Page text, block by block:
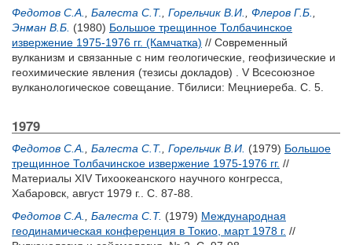
Федотов С.А. Балеста С.Т. Горельчик В.И. Флеров Г.Б.
Энман В.Б. (1980) Большое трещинное Толбачинское
извержение 1975-1976 гг. (Камчатка) // Современный
вулканизм и связанные с ним геологические, геофизические и
геохимические явления (тезисы докладов) . V Всесоюзное
вулканологическое совещание. Тбилиси: Мецниереба. С. 5.
1979
Федотов С.А. Балеста С.Т. Горельчик В.И. (1979) Большое
трещинное Толбачинское извержение 1975-1976 гг. //
Материалы XIV Тихоокеанского научного конгресса,
Хабаровск, август 1979 г.. С. 87-88.
Федотов С.А.
Балеста С.Т. (1979) Международная
геодинамическая конференция в Токио, март 1978 г. //